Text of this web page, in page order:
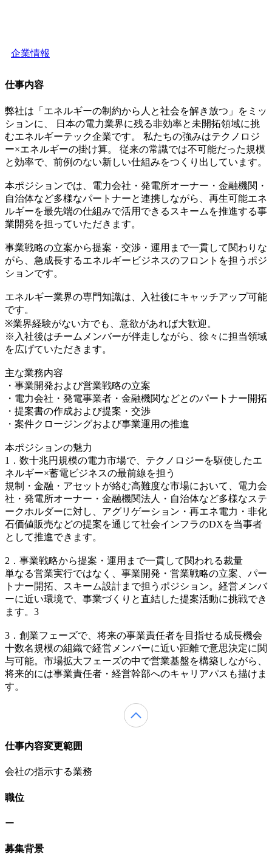
企業情報
仕事内容
弊社は「エネルギーの制約から人と社会を解き放つ」をミッ
ションに、 日本の電力業界に残る非効率と未開拓領域に挑
むエネルギーテック企業です。 私たちの強みはテクノロジ
ー×エネルギーの掛け算。 従来の常識では不可能だった規模
と効率で、前例のない新しい仕組みをつくり出しています。
本ポジションでは、電力会社・発電所オーナー・金融機関・
自治体など多様なパートナーと連携しながら、再生可能エネ
ルギーを最先端の仕組みで活用できるスキームを推進する事
業開発を担っていただきます。
事業戦略の立案から提案・交渉・運用まで一貫して関わりな
がら、急成長するエネルギービジネスのフロントを担うポジ
ションです。
エネルギー業界の専門知識は、入社後にキャッチアップ可能
です。
※業界経験がない方でも、意欲があれば大歓迎。
※入社後はチームメンバーが伴走しながら、徐々に担当領域
を広げていただきます。
主な業務内容
・事業開発および営業戦略の立案
・電力会社・発電事業者・金融機関などとのパートナー開拓
・提案書の作成および提案・交渉
・案件クロージングおよび事業運用の推進
本ポジションの魅力
1．数十兆円規模の電力市場で、テクノロジーを駆使したエ
ネルギー×蓄電ビジネスの最前線を担う
規制・金融・アセットが絡む高難度な市場において、電力会
社・発電所オーナー・金融機関法人・自治体など多様なステ
ークホルダーに対し、アグリゲーション・再エネ電力・非化
石価値販売などの提案を通じて社会インフラのDXを当事者
として推進できます。
2．事業戦略から提案・運用まで一貫して関われる裁量
単なる営業実行ではなく、事業開発・営業戦略の立案、パー
トナー開拓、スキーム設計まで担うポジション。経営メンバ
ーに近い環境で、事業づくりと直結した提案活動に挑戦でき
ます。3
3．創業フェーズで、将来の事業責任者を目指せる成長機会
十数名規模の組織で経営メンバーに近い距離で意思決定に関
与可能。市場拡大フェーズの中で営業基盤を構築しながら、
将来的には事業責任者・経営幹部へのキャリアパスも描けま
す。
仕事内容変更範囲
会社の指示する業務
職位
ー
募集背景